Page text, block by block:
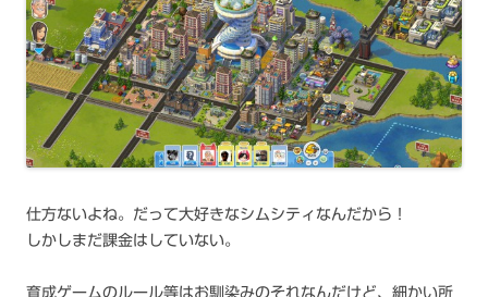
仕方ないよね。だって大好きなシムシティなんだから！
しかしまだ課金はしていない。
育成ゲームのルール等はお馴染みのそれなんだけど、細かい所